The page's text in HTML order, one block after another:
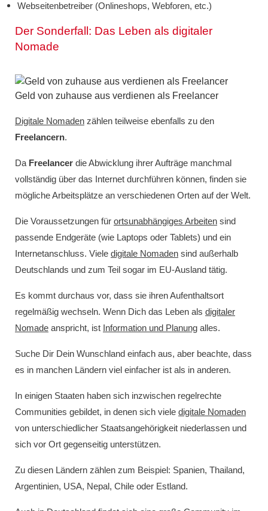
Webseitenbetreiber (Onlineshops, Webforen, etc.)
Der Sonderfall: Das Leben als digitaler
Nomade
Geld von zuhause aus verdienen als Freelancer
Digitale Nomaden zählen teilweise ebenfalls zu den
Freelancern.
Da Freelancer die Abwicklung ihrer Aufträge manchmal
vollständig über das Internet durchführen können, finden sie
mögliche Arbeitsplätze an verschiedenen Orten auf der Welt.
Die Voraussetzungen für ortsunabhängiges Arbeiten sind
passende Endgeräte (wie Laptops oder Tablets) und ein
Internetanschluss. Viele digitale Nomaden sind außerhalb
Deutschlands und zum Teil sogar im EU-Ausland tätig.
Es kommt durchaus vor, dass sie ihren Aufenthaltsort
regelmäßig wechseln. Wenn Dich das Leben als digitaler
Nomade anspricht, ist Information und Planung alles.
Suche Dir Dein Wunschland einfach aus, aber beachte, dass
es in manchen Ländern viel einfacher ist als in anderen.
In einigen Staaten haben sich inzwischen regelrechte
Communities gebildet, in denen sich viele digitale Nomaden
von unterschiedlicher Staatsangehörigkeit niederlassen und
sich vor Ort gegenseitig unterstützen.
Zu diesen Ländern zählen zum Beispiel: Spanien, Thailand,
Argentinien, USA, Nepal, Chile oder Estland.